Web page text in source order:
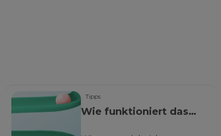
Tipps
Wie funktioniert das